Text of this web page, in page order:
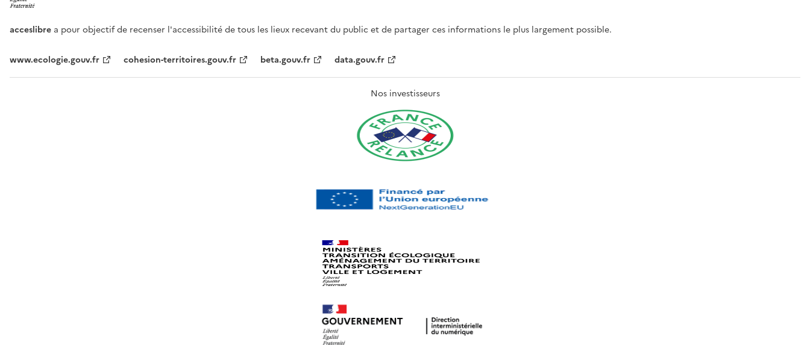
acceslibre a pour objectif de recenser l'accessibilité de tous les lieux recevant du public et de partager ces informations le plus largement possible.
www.ecologie.gouv.fr cohesion-territoires.gouv.fr beta.gouv.fr data.gouv.fr
Nos investisseurs